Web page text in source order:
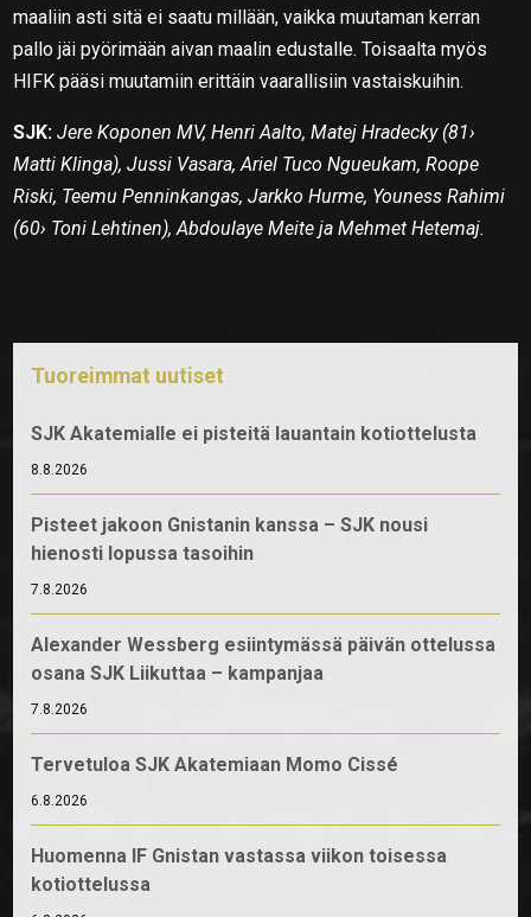
maaliin asti sitä ei saatu millään, vaikka muutaman kerran
pallo jäi pyörimään aivan maalin edustalle. Toisaalta myös
HIFK pääsi muutamiin erittäin vaarallisiin vastaiskuihin.
SJK: Jere Koponen MV, Henri Aalto, Matej Hradecky (81›
Matti Klinga), Jussi Vasara, Ariel Tuco Ngueukam, Roope
Riski, Teemu Penninkangas, Jarkko Hurme, Youness Rahimi
(60› Toni Lehtinen), Abdoulaye Meite ja Mehmet Hetemaj.
Tuoreimmat uutiset
SJK Akatemialle ei pisteitä lauantain kotiottelusta
8.8.2026
Pisteet jakoon Gnistanin kanssa – SJK nousi
hienosti lopussa tasoihin
7.8.2026
Alexander Wessberg esiintymässä päivän ottelussa
osana SJK Liikuttaa – kampanjaa
7.8.2026
Tervetuloa SJK Akatemiaan Momo Cissé
6.8.2026
Huomenna IF Gnistan vastassa viikon toisessa
kotiottelussa